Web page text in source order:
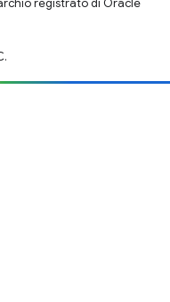
registrato di Oracle